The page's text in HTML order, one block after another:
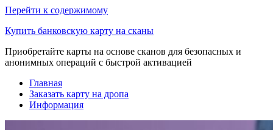
Перейти к содержимому
Купить банковскую карту на сканы
Приобретайте карты на основе сканов для безопасных и
анонимных операций с быстрой активацией
Главная
Заказать карту на дропа
Информация